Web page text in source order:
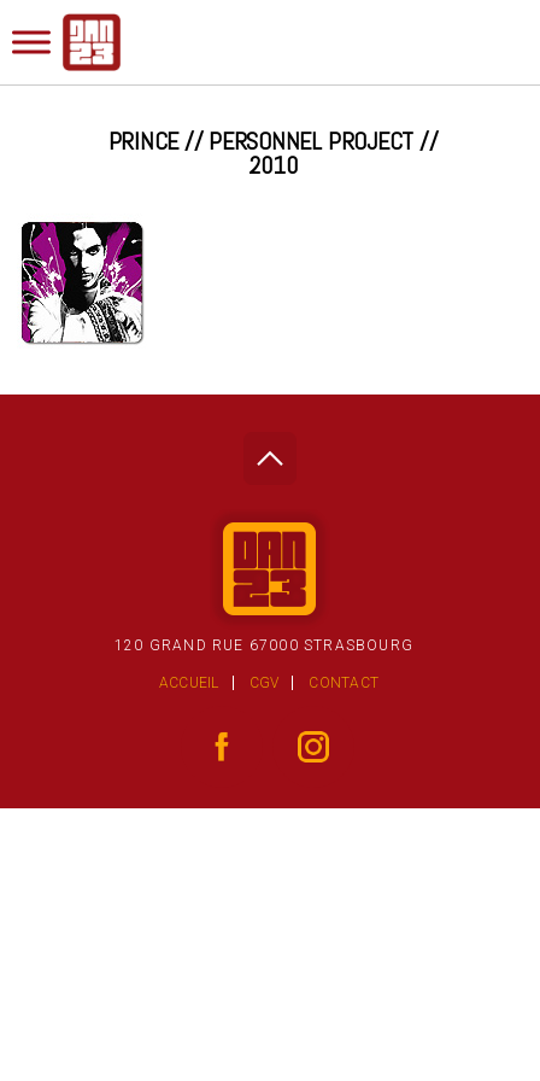
PRINCE // PERSONNEL PROJECT //
2010
120 GRAND RUE 67000 STRASBOURG
ACCUEIL CGV CONTACT